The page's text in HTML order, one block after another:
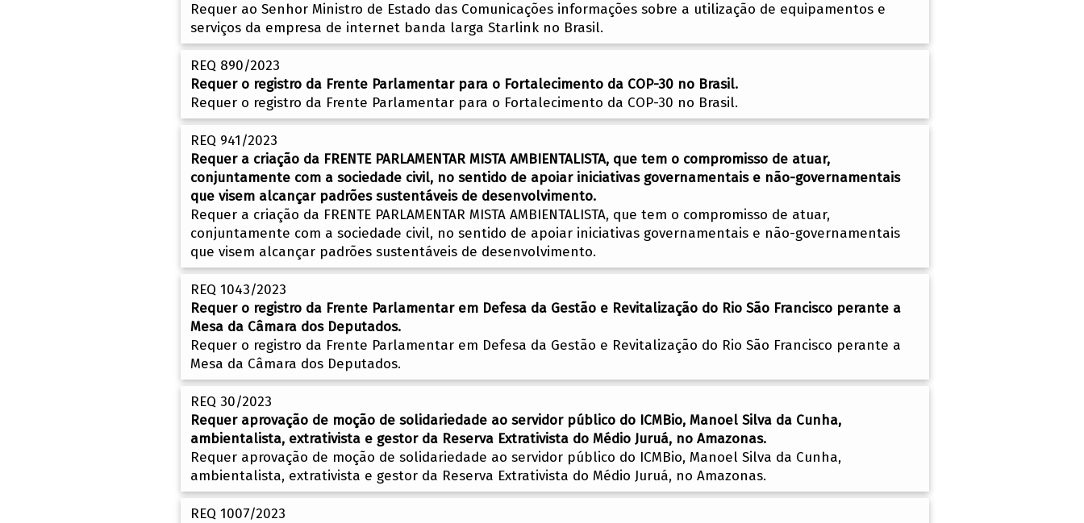
Requer ao Senhor Ministro de Estado das Comunicações informações sobre a utilização de equipamentos e
serviços da empresa de internet banda larga Starlink no Brasil.
REQ 890/2023
Requer o registro da Frente Parlamentar para o Fortalecimento da COP-30 no Brasil.
Requer o registro da Frente Parlamentar para o Fortalecimento da COP-30 no Brasil.
REQ 941/2023
Requer a criação da FRENTE PARLAMENTAR MISTA AMBIENTALISTA, que tem o compromisso de atuar,
conjuntamente com a sociedade civil, no sentido de apoiar iniciativas governamentais e não-governamentais
que visem alcançar padrões sustentáveis de desenvolvimento.
Requer a criação da FRENTE PARLAMENTAR MISTA AMBIENTALISTA, que tem o compromisso de atuar,
conjuntamente com a sociedade civil, no sentido de apoiar iniciativas governamentais e não-governamentais
que visem alcançar padrões sustentáveis de desenvolvimento.
REQ 1043/2023
Requer o registro da Frente Parlamentar em Defesa da Gestão e Revitalização do Rio São Francisco perante a
Mesa da Câmara dos Deputados.
Requer o registro da Frente Parlamentar em Defesa da Gestão e Revitalização do Rio São Francisco perante a
Mesa da Câmara dos Deputados.
REQ 30/2023
Requer aprovação de moção de solidariedade ao servidor público do ICMBio, Manoel Silva da Cunha,
ambientalista, extrativista e gestor da Reserva Extrativista do Médio Juruá, no Amazonas.
Requer aprovação de moção de solidariedade ao servidor público do ICMBio, Manoel Silva da Cunha,
ambientalista, extrativista e gestor da Reserva Extrativista do Médio Juruá, no Amazonas.
REQ 1007/2023